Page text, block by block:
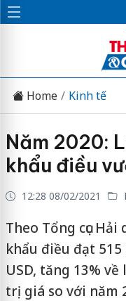
Home Kinh tế
Năm 2020:
khẩu điều
12:28 08/02/2021
Theo Tổng cục
khẩu điều đạt
USD, tăng 13%
trị giá so với năm